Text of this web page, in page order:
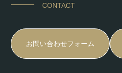
CONTACT
お問い合わせフォーム